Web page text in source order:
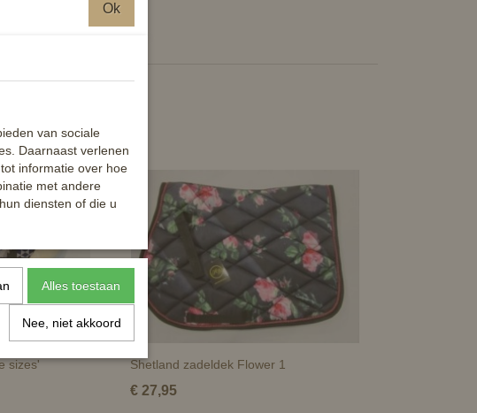
sizes' Shetland zadeldek Flower 1
€ 27,95
Ok
van sociale
Daarnaast verlenen
informatie over hoe
met andere
diensten of die u
Alles toestaan
Nee, niet akkoord